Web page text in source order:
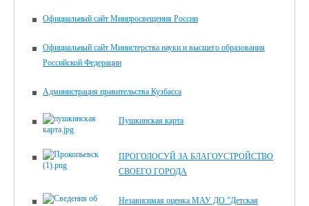
Официальный сайт Минпросвещения России
Официальный сайт Министерства науки и высшего образования
Российской Федерации
Администрация правительства Кузбасса
Пушкинская карта
ПРОГОЛОСУЙ ЗА БЛАГОУСТРОЙСТВО
СВОЕГО ГОРОДА
Независимая оценка МАУ ДО "Детская